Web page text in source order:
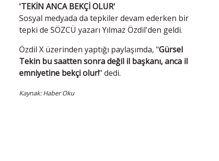
'TEKİN ANCA BEKÇİ OLUR'
Sosyal medyada da tepkiler devam ederken bir
tepki de SÖZCÜ yazarı Yılmaz Özdil'den geldi.
Özdil X üzerinden yaptığı paylaşımda, "Gürsel
Tekin bu saatten sonra değil il başkanı, anca il
emniyetine bekçi olur!" dedi.
Kaynak: Haber Oku